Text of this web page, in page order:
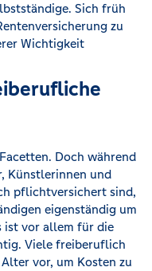
Sich früh
zu
Wichtigkeit
Doch während
Künstlerinnen und
pflichtversichert sind,
eigenständig um
ist vor allem für die
Viele freiberuflich
vor, um Kosten zu